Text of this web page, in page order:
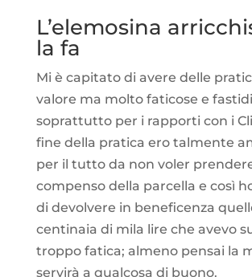
L’elemosina
la fa
Mi è capitato di avere delle
valore ma molto faticose e
soprattutto per i rapporti con i
fine della pratica ero talmente
per il tutto da non voler
compenso della parcella e così
di devolvere in beneficenza
centinaia di mila lire che avevo
troppo fatica; almeno pensai la
servirà a qualcosa di buono.